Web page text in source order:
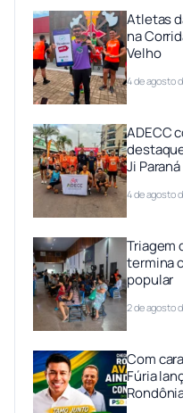
Atletas
na
Velho
4 de agosto
ADECC
Ji Paraná
4 de agosto
Triagem
termina
popular
2 de agosto
Com
Fúria